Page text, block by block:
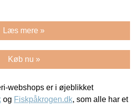
Læs mere »
Køb nu »
webshops er i øjeblikket
og Fiskpåkrogen.dk, som alle har et